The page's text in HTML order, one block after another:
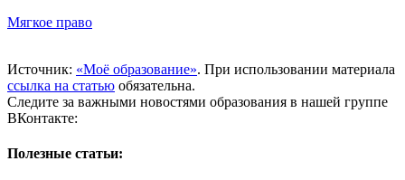
Мягкое право
Источник: «Моё образование». При использовании материала
ссылка на статью обязательна.
Следите за важными новостями образования в нашей группе
ВКонтакте:
Полезные статьи: